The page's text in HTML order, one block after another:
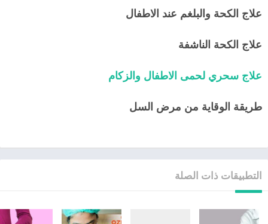
علاج الكحة والبلغم عند الاطفال
علاج الكحة الناشفة
علاج سحري لحمى الاطفال والزكام
طريقة الوقاية من مرض السل
التطبيقات ذات الصلة